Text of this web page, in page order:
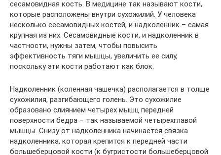
сесамовидная кость. В медицине так называют кости,
которые расположены внутри сухожилий. У человека
несколько сесамовидных костей, и надколенник – самая
крупная из них. Сесамовидные кости, и надколенник в
частности, нужны затем, чтобы повысить
эффективность тяги мышцы, увеличить ее силу,
поскольку эти кости работают как блок.
Надколенник (коленная чашечка) располагается в толще
сухожилия, разгибающего голень. Это сухожилие
образовано слиянием четырех мышц передней
поверхности бедра – так называемой четырехглавой
мышцы. Снизу от надколенника начинается связка
надколенника, которая крепится к передней части
большеберцовой кости (к бугристости большеберцовой